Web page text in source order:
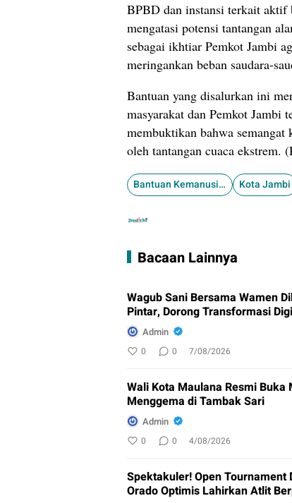
BPBD dan instansi terkait aktif
mengatasi potensi tantangan
sebagai ikhtiar Pemkot Jambi
meringankan beban saudara-
Bantuan yang disalurkan ini
masyarakat dan Pemkot Jambi
membuktikan bahwa
oleh tantangan cuaca ekstrem.
​Bantuan Kemanusiaan Kota Jambi
Bacaan Lainnya
Wagub Sani Bersama Wamen
Pintar, Dorong Transformasi
Admin
0 0 7/08/2026
Wali Kota Maulana Resmi Buka
Menggema di Tambak Sari
Admin
0 0 4/08/2026
Spektakuler! Open Tournament
Orado Optimis Lahirkan Atlit